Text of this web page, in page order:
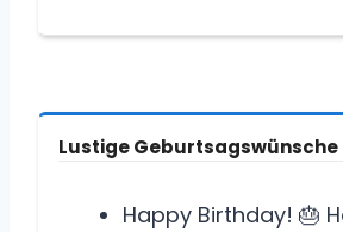
Lustige
Happy Birthday! 🎂